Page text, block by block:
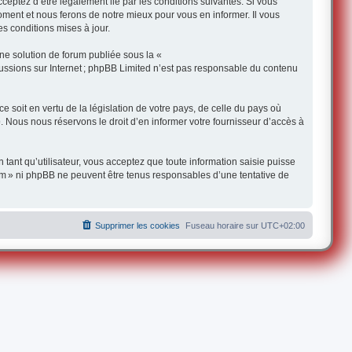
et nous ferons de notre mieux pour vous en informer. Il vous
conditions mises à jour.
solution de forum publiée sous la «
sur Internet ; phpBB Limited n’est pas responsable du contenu
soit en vertu de la législation de votre pays, de celle du pays où
nous réservons le droit d’en informer votre fournisseur d’accès à
qu’utilisateur, vous acceptez que toute information saisie puisse
ni phpBB ne peuvent être tenus responsables d’une tentative de
Fuseau horaire sur UTC+02:00
Supprimer les cookies